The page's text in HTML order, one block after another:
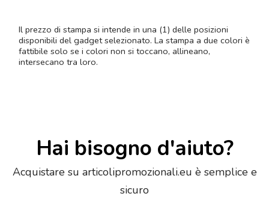
Il prezzo di stampa si intende in una (1) delle posizioni
disponibili del gadget selezionato. La stampa a due colori è
fattibile solo se i colori non si toccano, allineano,
intersecano tra loro.
Hai bisogno d'aiuto?
Acquistare su articolipromozionali.eu è semplice e
sicuro